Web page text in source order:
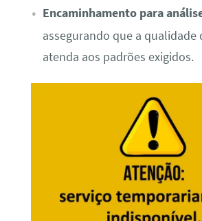
Encaminhamento para
assegurando que a qualidade
atenda aos padrões exigidos.